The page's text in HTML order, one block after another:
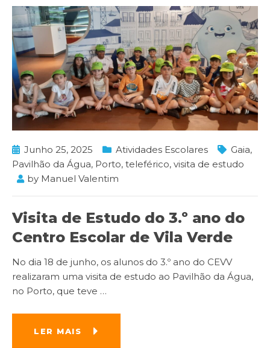
Junho 25, 2025 Atividades Escolares Gaia,
Pavilhão da Água, Porto, teleférico, visita de estudo
by Manuel Valentim
Visita de Estudo do 3.º ano do
Centro Escolar de Vila Verde
No dia 18 de junho, os alunos do 3.º ano do CEVV
realizaram uma visita de estudo ao Pavilhão da Água,
no Porto, que teve …
LER MAIS